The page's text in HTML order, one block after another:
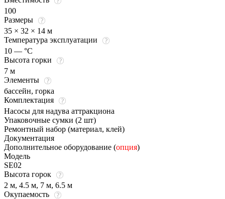
100
Размеры
35 × 32 × 14 м
Температура эксплуатации
10 — °C
Высота горки
7 м
Элементы
бассейн, горка
Комплектация
Насосы для надува аттракциона
Упаковочные сумки (2 шт)
Ремонтный набор (материал, клей)
Документация
Дополнительное оборудование (опция)
Модель
SЕ02
Высота горок
2 м, 4.5 м, 7 м, 6.5 м
Окупаемость